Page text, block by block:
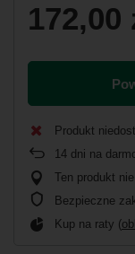
172,00
Produkt
14 dni na
Ten produkt
Bezpieczne
Kup na raty (